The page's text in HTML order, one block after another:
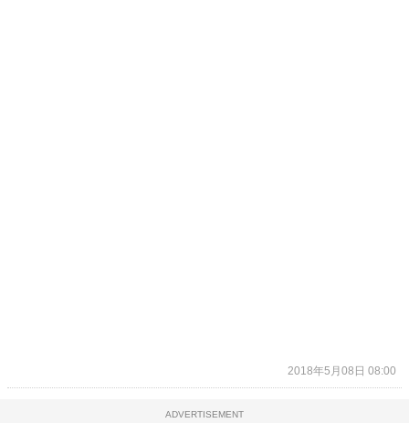
2018年5月08日 08:00
ADVERTISEMENT